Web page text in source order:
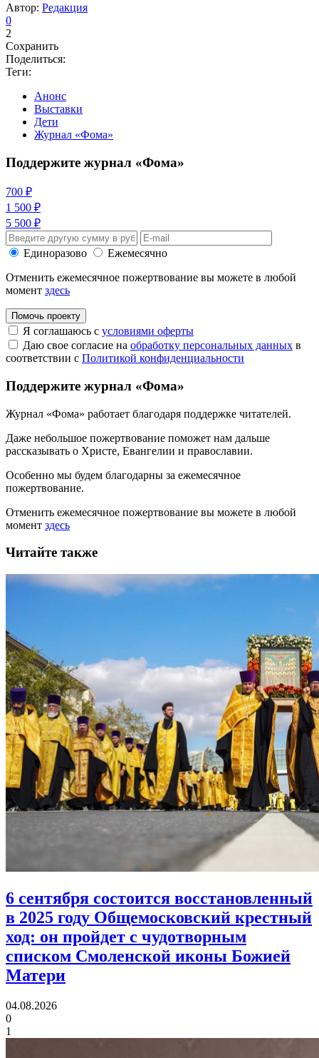
Автор: Редакция
0
2
Сохранить
Поделиться:
Теги:
Анонс
Выставки
Дети
Журнал «Фома»
Поддержите журнал «Фома»
700 ₽
1 500 ₽
5 500 ₽
Единоразово
Ежемесячно
Отменить ежемесячное пожертвование вы можете в любой
момент здесь
Помочь проекту
Я соглашаюсь с условиями оферты
Даю свое согласие на обработку персональных данных в
соответствии с Политикой конфиденциальности
Поддержите журнал «Фома»
Журнал «Фома» работает благодаря поддержке читателей.
Даже небольшое пожертвование поможет нам дальше
рассказывать о Христе, Евангелии и православии.
Особенно мы будем благодарны за ежемесячное
пожертвование.
Отменить ежемесячное пожертвование вы можете в любой
момент здесь
Читайте также
6 сентября состоится восстановленный
в 2025 году Общемосковский крестный
ход: он пройдет с чудотворным
списком Смоленской иконы Божией
Матери
04.08.2026
0
1